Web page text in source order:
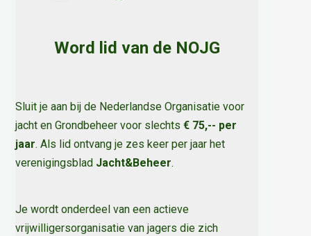
Word lid van de NOJG
Sluit je aan bij de Nederlandse Organisatie voor
jacht en Grondbeheer voor slechts€ 75,-- per
jaar. Als lid ontvang je zes keer per jaar het
verenigingsblad Jacht&Beheer.
Je wordt onderdeel van een actieve
vrijwilligersorganisatie van jagers die zich